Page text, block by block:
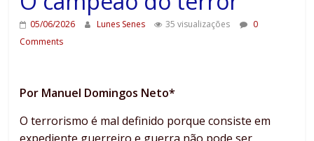
05/06/2026 Lunes Senes 35 visualizações
0
Comments
Por Manuel Domingos Neto*
O terrorismo é mal definido porque consiste em